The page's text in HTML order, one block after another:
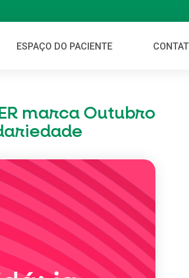
ESPAÇO DO PACIENTE
marca Outubro